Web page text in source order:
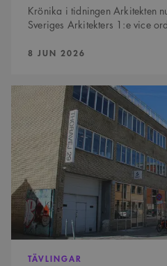
Krönika i tidningen Arkitekten
Sveriges Arkitekters 1:e vice
PUBLICERAD:
8 JUN 2026
Efterlyses:
Hotade
byggnader
att
tävla
om
TÄVLINGAR